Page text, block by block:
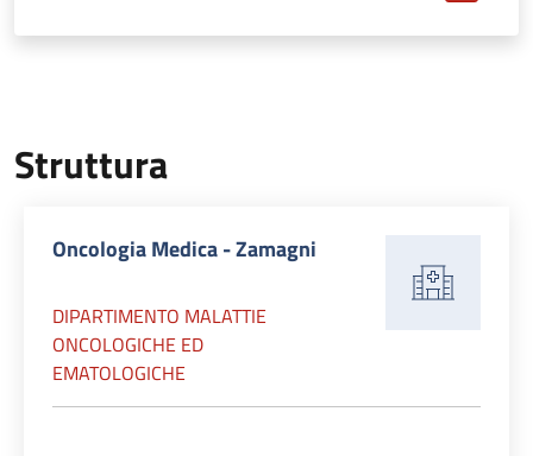
Struttura
Oncologia Medica - Zamagni
DIPARTIMENTO MALATTIE
ONCOLOGICHE ED
EMATOLOGICHE